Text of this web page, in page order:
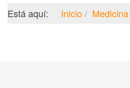
Está aquí: Inicio Medicina